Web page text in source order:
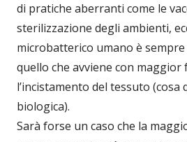
di pratiche aberranti come le
sterilizzazione degli ambienti,
microbatterico umano è
quello che avviene con maggior
l’incistamento del tessuto (cosa
biologica).
Sarà forse un caso che la